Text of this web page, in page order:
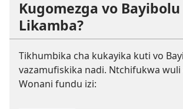
Kugomezga vo Bayibolu
Likamba?
Tikhumbika cha kukayika kuti vo
vazamufiskika nadi. Ntchifukwa wuli
Wonani fundu izi: